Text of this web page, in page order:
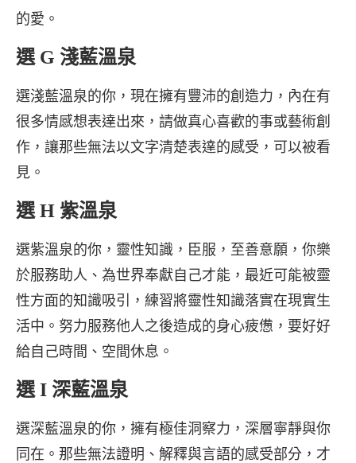
的愛。
選 G 淺藍溫泉
選淺藍溫泉的你，現在擁有豐沛的創造力，內在有
很多情感想表達出來，請做真心喜歡的事或藝術創
作，讓那些無法以文字清楚表達的感受，可以被看
見。
選 H 紫溫泉
選紫溫泉的你，靈性知識，臣服，至善意願，你樂
於服務助人、為世界奉獻自己才能，最近可能被靈
性方面的知識吸引，練習將靈性知識落實在現實生
活中。努力服務他人之後造成的身心疲憊，要好好
給自己時間、空間休息。
選 I 深藍溫泉
選深藍溫泉的你，擁有極佳洞察力，深層寧靜與你
同在。那些無法證明、解釋與言語的感受部分，才